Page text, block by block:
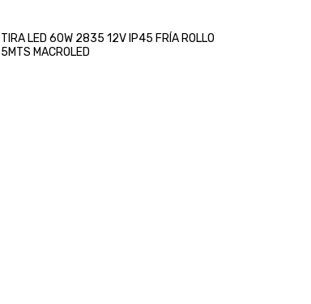
TIRA LED 60W 2835 12V IP45 FRÍA ROLLO
5MTS MACROLED